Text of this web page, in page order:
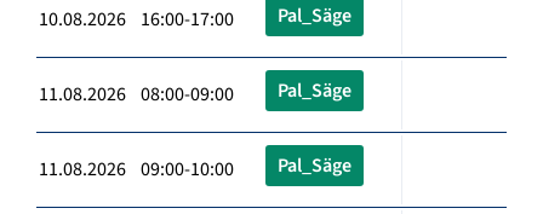
10.08.2026 16:00-17:00 Pal_Säge
11.08.2026 08:00-09:00 Pal_Säge
11.08.2026 09:00-10:00 Pal_Säge